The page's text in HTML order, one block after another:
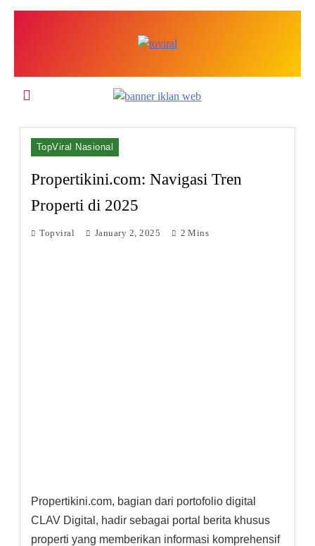
TopViral Nasional
Propertikini.com: Navigasi Tren
Properti di 2025
Topviral January 2, 2025 2 Mins
Propertikini.com, bagian dari portofolio digital
CLAV Digital, hadir sebagai portal berita khusus
properti yang memberikan informasi komprehensif